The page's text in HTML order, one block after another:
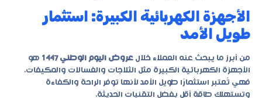
الأجهزة الكهربائية الكبيرة: استثمار
طويل الأمد
من أبرز ما يبحث عنه العملاء خلال عروض اليوم الوطني 1447
هو
الأجهزة الكهربائية الكبيرة مثل الثلاجات والغسالات والمكيفات.
فهي تُعتبر استثمارًا طويل الأمد لأنها توفر الراحة والكفاءة
وتستهلك طاقة أقل بفضل التقنيات الحديثة.